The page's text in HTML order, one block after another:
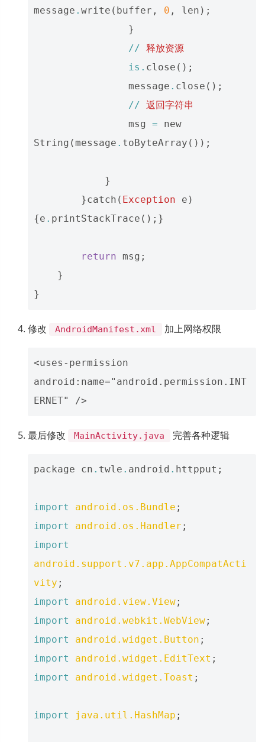
message . write ( buffer , 0 , len );
}
// 释放资源
is . close ();
message . close ();
// 返回字符串
msg =
new
String (message . toByteArray ());
}
}catch ( Exception e )
{e . printStackTrace ();}
return msg ;
}
}
修改 AndroidManifest.xml 加上网络权限
<uses-permission
android:name="android.permission.INT
最后修改 MainActivity.java 完善各种逻辑
package cn . twle . android . httpput ;
import android.os.Bundle ;
import
android.os.Handler ;
import
android.support.v7.app.AppCompatActi
vity ;
import
android.view.View;
import
android.webkit.WebView;
import
android.widget.Button ;
import
android.widget.EditText ;
import
android.widget.Toast ;
import java.util.HashMap ;